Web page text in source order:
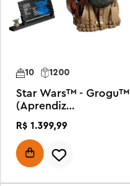
10 1200
Star Wars™ - Grogu™
(Aprendiz
R$ 1 .399,99